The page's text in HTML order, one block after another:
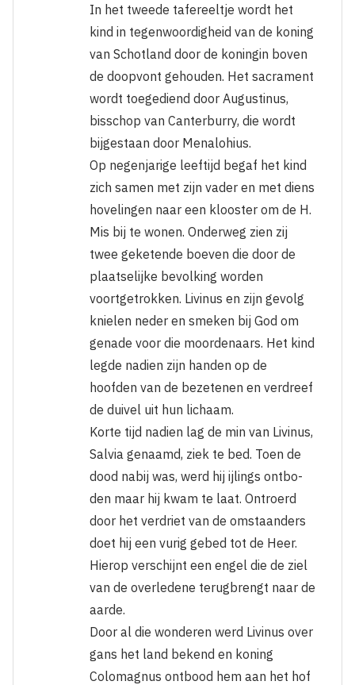
In het tweede tafereeltje wordt het
kind in tegenwoordigheid van de koning
van Schotland door de koningin boven
de doopvont gehouden. Het sacrament
wordt toegediend door Augustinus,
bisschop van Canterburry, die wordt
bijgestaan door Menalohius.
Op negenjarige leeftijd begaf het kind
zich samen met zijn vader en met diens
hove­lingen naar een klooster om de H.
Mis bij te wonen. Onderweg zien zij
twee geke­tende boeven die door de
plaatselijke be­volking worden
voortgetrokken. Livinus en zijn gevolg
knielen neder en smeken bij God om
genade voor die moordenaars. Het kind
legde nadien zijn handen op de
hoofden van de bezetenen en verdreef
de duivel uit hun lichaam.
Korte tijd nadien lag de min van Livinus,
Salvia genaamd, ziek te bed. Toen de
dood nabij was, werd hij ijlings ontbo­
den maar hij kwam te laat. Ontroerd
door het verdriet van de omstaanders
doet hij een vurig gebed tot de Heer.
Hierop ver­schijnt een engel die de ziel
van de over­ledene terugbrengt naar de
aarde.
Door al die wonderen werd Livinus over
gans het land bekend en koning
Colomag­nus ontbood hem aan het hof